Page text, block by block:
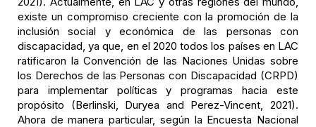
existe un compromiso creciente con la promoción de la
inclusión social y económica de las personas con
discapacidad, ya que, en el 2020 todos los países en LAC
ratificaron la Convención de las Naciones Unidas sobre
los Derechos de las Personas con Discapacidad (CRPD)
para implementar políticas y programas hacia este
propósito (Berlinski, Duryea and Perez-Vincent, 2021).
Ahora de manera particular, según la Encuesta Nacional